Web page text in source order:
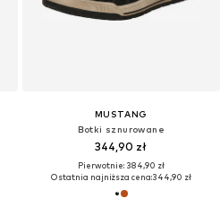
MUSTANG
Botki sznurowane
344,90 zł
Pierwotnie: 384,90 zł
Ostatnia najniższa cena:344,90 zł